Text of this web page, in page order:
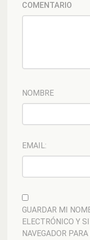
COMENTARIO
NOMBRE
EMAIL:
GUARDAR MI
ELECTRÓNICO Y
NAVEGADOR